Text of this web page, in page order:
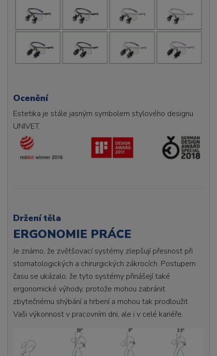
Ocenění
Estetika je stále jasným symbolem stylového designu
UNIVET.
Držení těla
ERGONOMIE PRÁCE
Je známo, že zvětšovací systémy zlepšují přesnost při
stomatologických a chirurgických zákrocích. Postupem
času se ukázalo, že tyto systémy přinášejí také
ergonomické výhody, protože mohou zabránit
zbytečnému shýbání a hrbení a mohou tak prodloužit
Vaši výkonnost v pracovním dni, ale i v celé kariéře.